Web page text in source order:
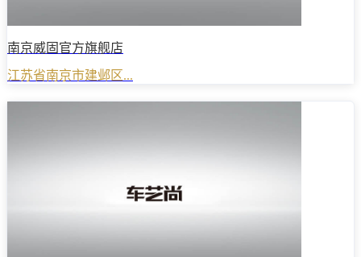
南京威固官方旗舰店
江苏省南京市建邺区...